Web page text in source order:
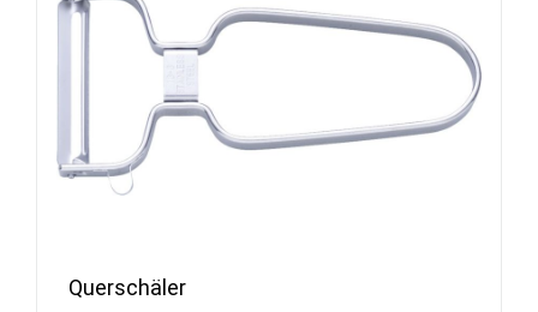
Querschäler